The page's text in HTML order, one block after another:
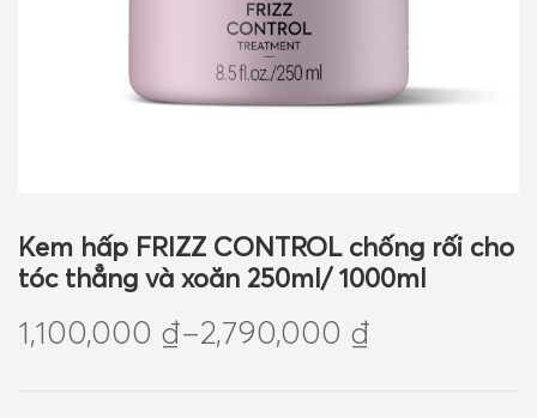
Kem hấp FRIZZ CONTROL chống rối cho
tóc thẳng và xoăn 250ml/ 1000ml
1,100,000 ₫–2,790,000 ₫